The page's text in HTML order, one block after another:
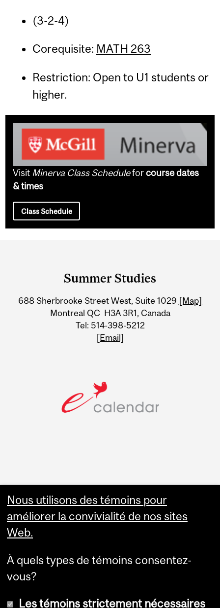
(3-2-4)
Corequisite: MATH 263
Restriction: Open to U1 students or
higher.
Visit Minerva Class Scheduleforcourse dates
& times
Class Schedule
Information
Summer Studies
688 Sherbrooke Street West, Suite 1029 [Map]
Montreal QC H3A 3R1, Canada
Tel: 514-398-5212
[Email]
Faculty Links
Contact
Nous utilisons des témoins pour
améliorer la convivialité de nos sites
Web.
À quels types de témoins consentez-
vous?
Les témoins strictement nécessaires